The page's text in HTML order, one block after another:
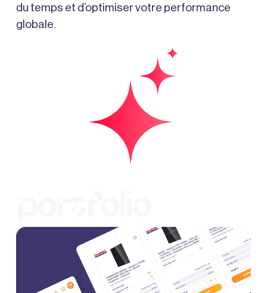
du temps et d’optimiser votre performance
globale.